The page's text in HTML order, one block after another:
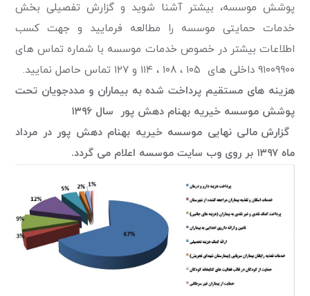
پوشش موسسه، بیشتر آشنا شوید و گزارش تفصیلی بخش
خدمات حمایتی موسسه را مطالعه فرمایید و جهت کسب
اطلاعات بیشتر در خصوص خدمات موسسه با شماره تماس های
۹۱۰۰۹۹۰۰ داخلی های ۱۰۵ ، ۱۰۸ ، ۱۱۴ و ۱۲۷ تماس حاصل نمایید.
هزینه های مستقیم پرداخت شده به بیماران و مددجویان تحت
پوشش موسسه خیریه بهنام دهش پور سال ۱۳۹۶
گزارش مالی نهایی موسسه خیریه بهنام دهش پور در مرداد
ماه ۱۳۹۷ بر روی وب سایت موسسه اعلام می گردد.